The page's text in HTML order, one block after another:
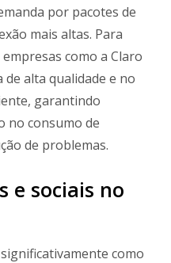
por pacotes de
mais altas. Para
como a Claro
alta qualidade e no
garantindo
no consumo de
de problemas.
e sociais no
como